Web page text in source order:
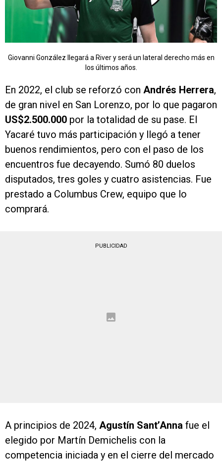
Giovanni González llegará a River y será un lateral derecho más en
los últimos años.
En 2022, el club se reforzó con Andrés Herrera,
de gran nivel en San Lorenzo, por lo que pagaron
US$2.500.000 por la totalidad de su pase. El
Yacaré tuvo más participación y llegó a tener
buenos rendimientos, pero con el paso de los
encuentros fue decayendo. Sumó 80 duelos
disputados, tres goles y cuatro asistencias. Fue
prestado a Columbus Crew, equipo que lo
comprará.
PUBLICIDAD
A principios de 2024, Agustín Sant’Anna fue el
elegido por Martín Demichelis con la
competencia iniciada y en el cierre del mercado